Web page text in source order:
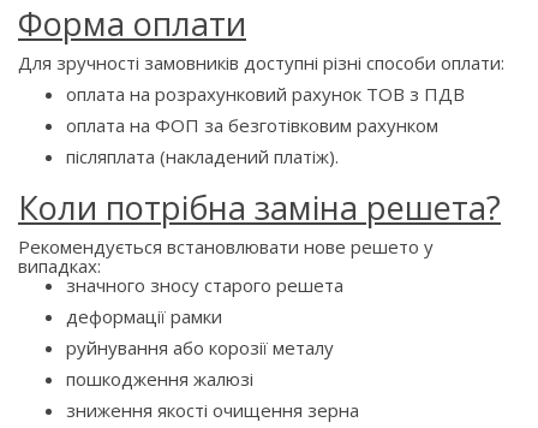
Форма оплати
Для зручності замовників доступні різні способи оплати:
оплата на розрахунковий рахунок ТОВ з ПДВ
оплата на ФОП за безготівковим рахунком
післяплата (накладений платіж).
Коли потрібна заміна решета?
Рекомендується встановлювати нове решето у
випадках:
значного зносу старого решета
деформації рамки
руйнування або корозії металу
пошкодження жалюзі
зниження якості очищення зерна